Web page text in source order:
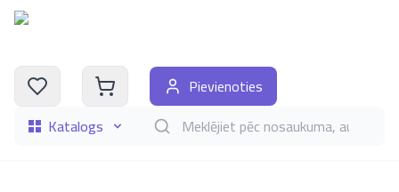
Katalogs Meklēt grāmatas pēc nosaukuma, autora,
Pievienoties